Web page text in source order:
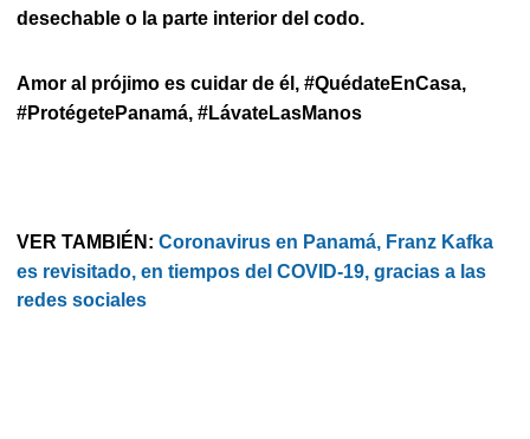
desechable o la parte interior del codo.
Amor al prójimo es cuidar de él, #QuédateEnCasa,
#ProtégetePanamá, #LávateLasManos
VER TAMBIÉN:Coronavirus en Panamá, Franz Kafka
es revisitado, en tiempos del COVID-19, gracias a las
redes sociales